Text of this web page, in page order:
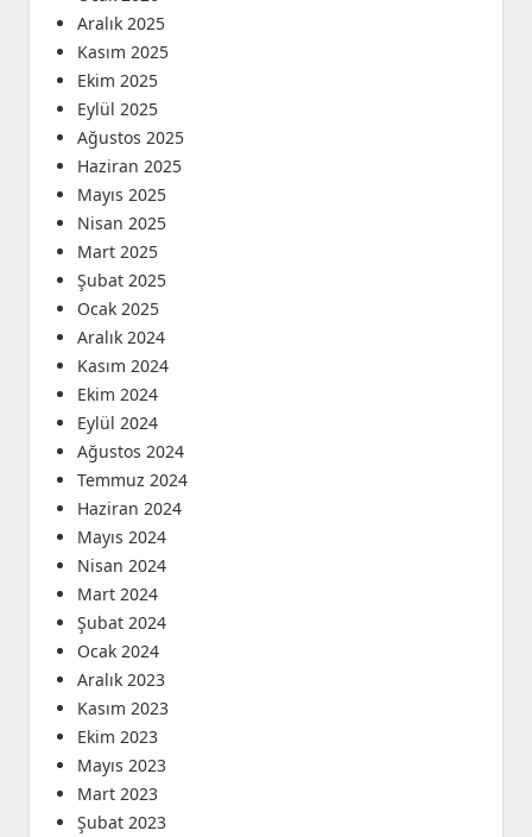
Aralık 2025
Kasım 2025
Ekim 2025
Eylül 2025
Ağustos 2025
Haziran 2025
Mayıs 2025
Nisan 2025
Mart 2025
Şubat 2025
Ocak 2025
Aralık 2024
Kasım 2024
Ekim 2024
Eylül 2024
Ağustos 2024
Temmuz 2024
Haziran 2024
Mayıs 2024
Nisan 2024
Mart 2024
Şubat 2024
Ocak 2024
Aralık 2023
Kasım 2023
Ekim 2023
Mayıs 2023
Mart 2023
Şubat 2023